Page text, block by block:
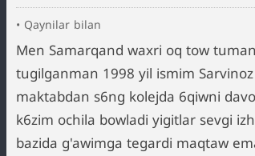
Qaynilar bilan
Men Samarqand waxri oq tow
tugilganman 1998 yil ismim
maktabdan s6ng kolejda 6qiwni
k6zim ochila bowladi yigitlar sevgi
bazida g'awimga tegardi maqtaw